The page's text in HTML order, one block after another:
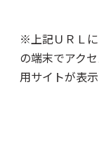
※上記ＵＲＬ
の端末でアク
用サイトが表示